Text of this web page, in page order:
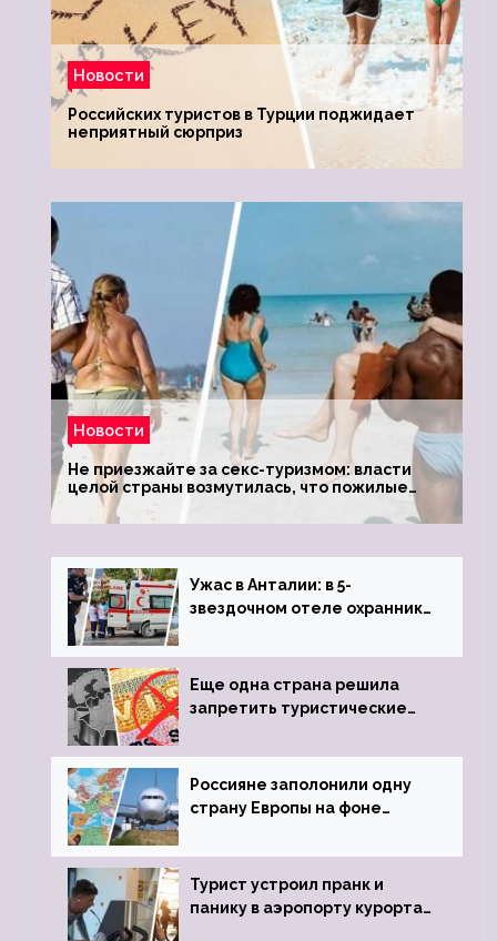
Новости
Российских туристов в Турции поджидает
неприятный сюрприз
Новости
Не приезжайте за секс-туризмом: власти
целой страны возмутилась, что пожилые
туристки массово едут к ним, чтобы
обзавестись молодыми любовниками
Ужас в Анталии: в 5-
звездочном отеле охранник
пистолета
Еще одна страна решила
запретить туристические
Россияне заполонили одну
страну Европы на фоне
виз
Турист устроил пранк и
панику в аэропорту курорта,